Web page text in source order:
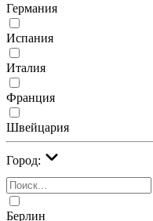
Германия
Испания
Италия
Франция
Швейцария
Город:
Берлин